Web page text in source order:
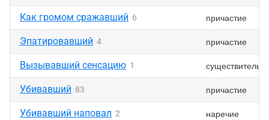
Как громом сражавший 6 причастие
Эпатировавший 4 причастие
Вызывавший сенсацию 1
Убивавший 83 причастие
Убивавший наповал 2 наречие